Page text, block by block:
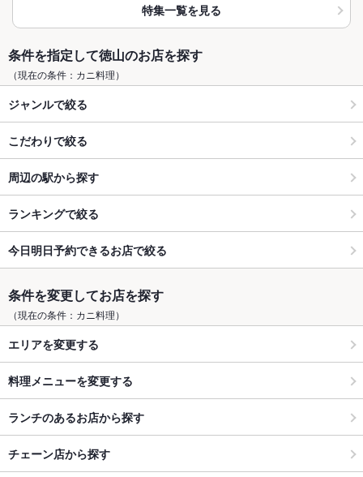
特集一覧を見る
条件を指定して徳山のお店を探す
（現在の条件：カニ料理）
ジャンルで絞る
こだわりで絞る
周辺の駅から探す
ランキングで絞る
今日明日予約できるお店で絞る
条件を変更してお店を探す
（現在の条件：カニ料理）
エリアを変更する
料理メニューを変更する
ランチのあるお店から探す
チェーン店から探す